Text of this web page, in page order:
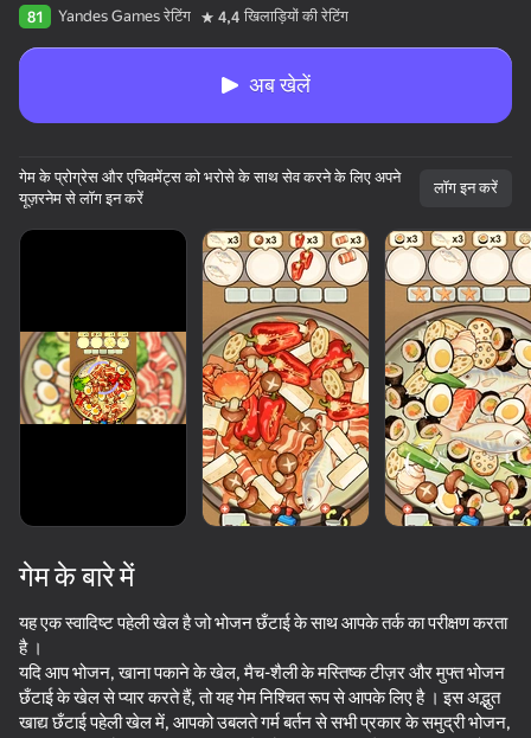
50+ शीर्ष गेम. सभी द्वारा
पसंद किए गए. यहां तक कि “नॉन-गेमर्स”
81 Yandes Games रेटिंग 4,4 खिलाड़ियों की रेटिंग
अब खेलें
गेम के प्रोग्रेस और एचिवमेंट्स को भरोसे के साथ सेव करने के लिए अपने
यूज़रनेम से लॉग इन करें
लॉग इन करें
गेम के बारे में
यह एक स्वादिष्ट पहेली खेल है जो भोजन छँटाई के साथ आपके तर्क का परीक्षण करता
है ।
यदि आप भोजन, खाना पकाने के खेल, मैच-शैली के मस्तिष्क टीज़र और मुफ्त भोजन
छँटाई के खेल से प्यार करते हैं, तो यह गेम निश्चित रूप से आपके लिए है । इस अद्भुत
खाद्य छँटाई पहेली खेल में, आपको उबलते गर्म बर्तन से सभी प्रकार के समुद्री भोजन,